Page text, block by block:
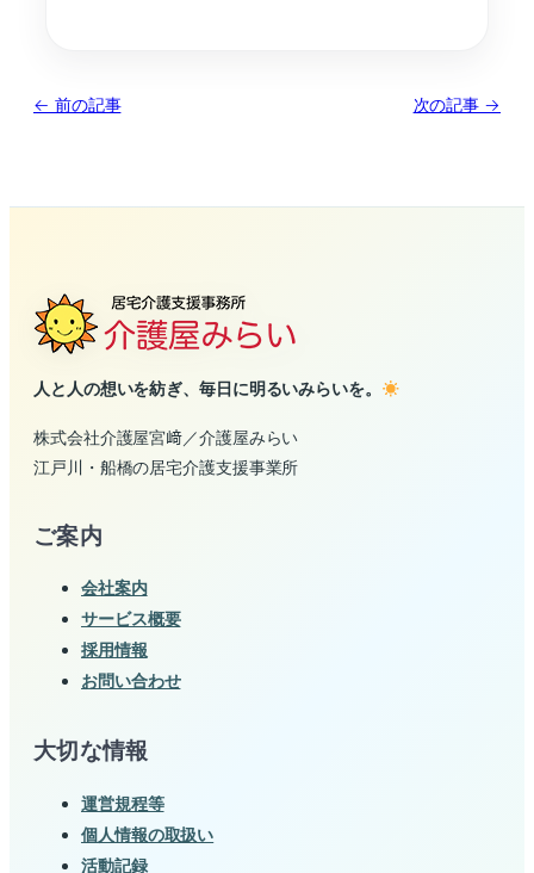
← 前の記事 次の記事 →
人と人の想いを紡ぎ、毎日に明るいみらいを。
株式会社介護屋宮﨑／介護屋みらい
江戸川・船橋の居宅介護支援事業所
ご案内
会社案内
サービス概要
採用情報
お問い合わせ
大切な情報
運営規程等
個人情報の取扱い
活動記録